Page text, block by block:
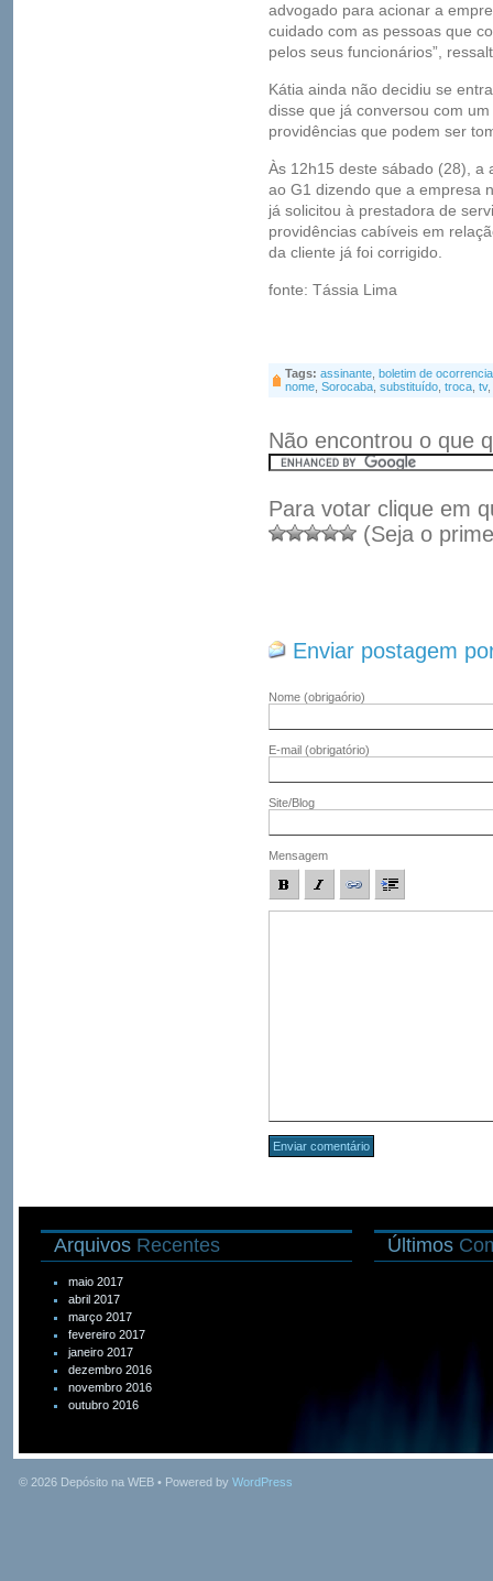
advogado para acionar a
cuidado com as pessoas que
pelos seus funcionários”,
Kátia ainda não decidiu se
disse que já conversou com
providências que podem ser
Às 12h15 deste sábado (28), a
ao G1 dizendo que a empresa
já solicitou à prestadora de
providências cabíveis em
da cliente já foi corrigido.
fonte: Tássia Lima
Tags: assinante boletim de ocorrencia
nome Sorocaba substituído troca tv,
Não encontrou o que
Para votar clique em
(Seja o
Enviar postagem
Nome (obrigaório)
E-mail (obrigatório)
Site/Blog
Mensagem
Arquivos Recentes
maio 2017
abril 2017
março 2017
fevereiro 2017
janeiro 2017
dezembro 2016
novembro 2016
outubro 2016
Últimos
© 2026 Depósito na WEB • Powered by WordPress